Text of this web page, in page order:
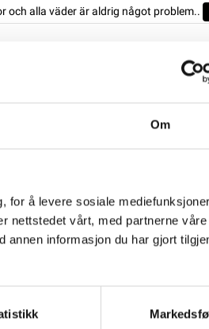
Om
for å levere sosiale
nettstedet vårt, med partnerne våre
annen informasjon du har gjort
och alla väder är aldrig något problem..
kan endast skickas till företag eller
batterier bör laddas till 100% med en
VARTA POWERSPORT AGM